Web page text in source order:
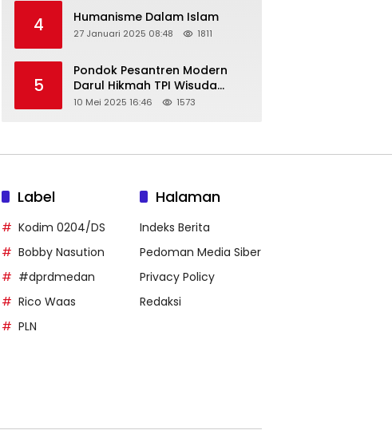
4 Humanisme Dalam Islam
27 Januari 2025 08:48 1811
5
Pondok Pesantren Modern
Darul Hikmah TPI Wisuda
Santri/Santriwati Angkatan
10 Mei 2025 16:46 1573
Label
Kodim 0204/DS
Bobby Nasution
#dprdmedan
Rico Waas
PLN
Halaman
Indeks Berita
Pedoman Media Siber
Privacy Policy
Redaksi